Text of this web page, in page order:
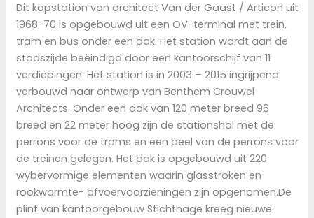
Dit kopstation van architect Van der Gaast / Articon uit
1968-70 is opgebouwd uit een OV-terminal met trein,
tram en bus onder een dak. Het station wordt aan de
stadszijde beëindigd door een kantoorschijf van 11
verdiepingen. Het station is in 2003 – 2015 ingrijpend
verbouwd naar ontwerp van Benthem Crouwel
Architects. Onder een dak van 120 meter breed 96
breed en 22 meter hoog zijn de stationshal met de
perrons voor de trams en een deel van de perrons voor
de treinen gelegen. Het dak is opgebouwd uit 220
wybervormige elementen waarin glasstroken en
rookwarmte- afvoervoorzieningen zijn opgenomen.De
plint van kantoorgebouw Stichthage kreeg nieuwe